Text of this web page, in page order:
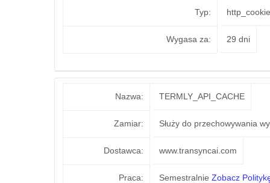
Typ: http_cookie
Wygasa za: 29 dni
Nazwa: TERMLY_API_CACHE
Zamiar: Służy do przechowywania
Dostawca: www.transyncai.com
Praca: Semestralnie Zobacz